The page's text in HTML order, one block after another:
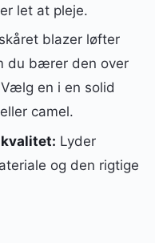
let at pleje.
blazer løfter
du bærer den over
en i en solid
camel.
Lyder
og den rigtige